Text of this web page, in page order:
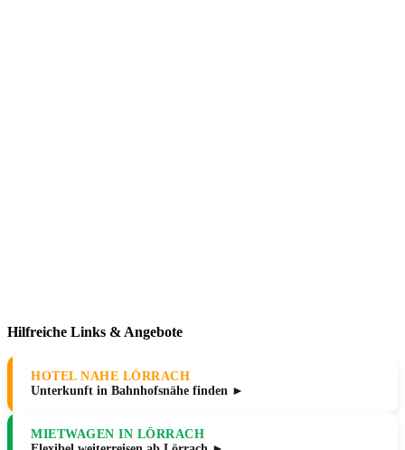
Hilfreiche Links & Angebote
HOTEL NAHE LÖRRACH
Unterkunft in Bahnhofsnähe finden ►
MIETWAGEN IN LÖRRACH